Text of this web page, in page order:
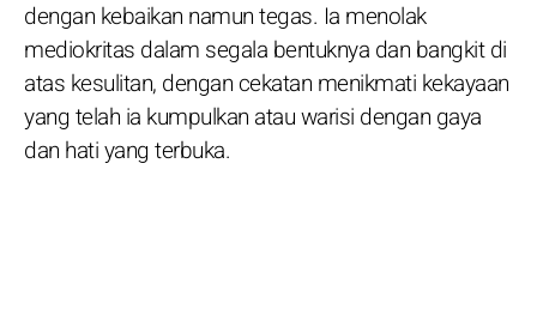
dengan kebaikan namun tegas. Ia menolak
mediokritas dalam segala bentuknya dan bangkit di
atas kesulitan, dengan cekatan menikmati kekayaan
yang telah ia kumpulkan atau warisi dengan gaya
dan hati yang terbuka.